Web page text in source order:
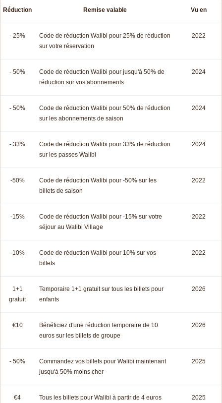
Réduction Remise valable Vu en
- 25%
Code de réduction Walibi pour 25% de réduction
sur votre réservation
2022
- 50%
Code de réduction Walibi pour jusqu'à 50% de
réduction sur vos abonnements
2024
- 50%
Code de réduction Walibi pour 50% de réduction
sur les abonnements de saison
2024
- 33%
Code de réduction Walibi pour 33% de réduction
sur les passes Walibi
2024
-50%
Code de réduction Walibi pour -50% sur les
billets de saison
2022
-15%
Code de réduction Walibi pour -15% sur votre
séjour au Walibi Village
2022
-10%
Code de réduction Walibi pour 10% sur vos
billets
2022
1+1
gratuit
Temporaire 1+1 gratuit sur tous les billets pour
enfants
2026
€10
Bénéficiez d'une réduction temporaire de 10
euros sur les billets de groupe
2026
- 50%
Commandez vos billets pour Walibi maintenant
jusqu'à 50% moins cher
2025
€4 Tous les billets pour Walibi à partir de 4 euros 2025